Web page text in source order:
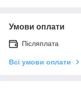
Умови оплати
Післяплата
Всі умови оплати